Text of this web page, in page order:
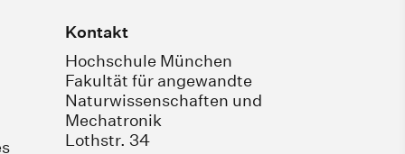
Kontakt
Hochschule München
Fakultät für angewandte
Naturwissenschaften und
Mechatronik
Lothstr. 34